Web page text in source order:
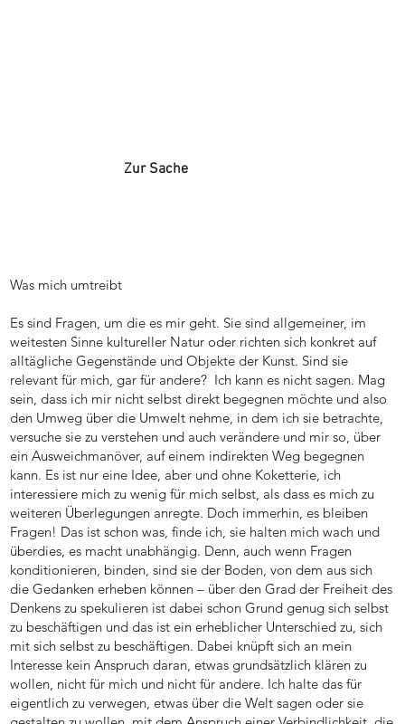
Zur Sache
Was mich umtreibt
Es sind Fragen, um die es mir geht. Sie sind allgemeiner, im
weitesten Sinne kultureller Natur oder richten sich konkret auf
alltägliche Gegenstände und Objekte der Kunst. Sind sie
relevant für mich, gar für andere? Ich kann es nicht sagen. Mag
sein, dass ich mir nicht selbst direkt begegnen möchte und also
den Umweg über die Umwelt nehme, in dem ich sie betrachte,
versuche sie zu verstehen und auch verändere und mir so, über
ein Ausweichmanöver, auf einem indirekten Weg begegnen
kann. Es ist nur eine Idee, aber und ohne Koketterie, ich
interessiere mich zu wenig für mich selbst, als dass es mich zu
weiteren Überlegungen anregte. Doch immerhin, es bleiben
Fragen! Das ist schon was, finde ich, sie halten mich wach und
überdies, es macht unabhängig. Denn, auch wenn Fragen
konditionieren, binden, sind sie der Boden, von dem aus sich
die Gedanken erheben können – über den Grad der Freiheit des
Denkens zu spekulieren ist dabei schon Grund genug sich selbst
zu beschäftigen und das ist ein erheblicher Unterschied zu, sich
mit sich selbst zu beschäftigen. Dabei knüpft sich an mein
Interesse kein Anspruch daran, etwas grundsätzlich klären zu
wollen, nicht für mich und nicht für andere. Ich halte das für
eigentlich zu verwegen, etwas über die Welt sagen oder sie